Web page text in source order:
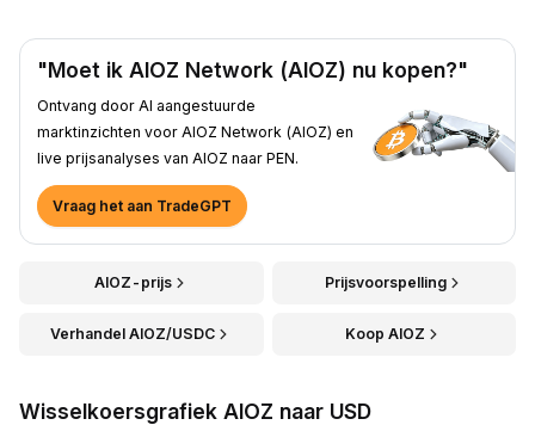
"Moet ik AIOZ Network (AIOZ) nu kopen?"
Ontvang door AI aangestuurde
marktinzichten voor AIOZ Network (AIOZ) en
live prijsanalyses van AIOZ naar PEN.
Vraag het aan TradeGPT
AIOZ-prijs Prijsvoorspelling
Verhandel AIOZ/USDC Koop AIOZ
Wisselkoersgrafiek AIOZ naar USD